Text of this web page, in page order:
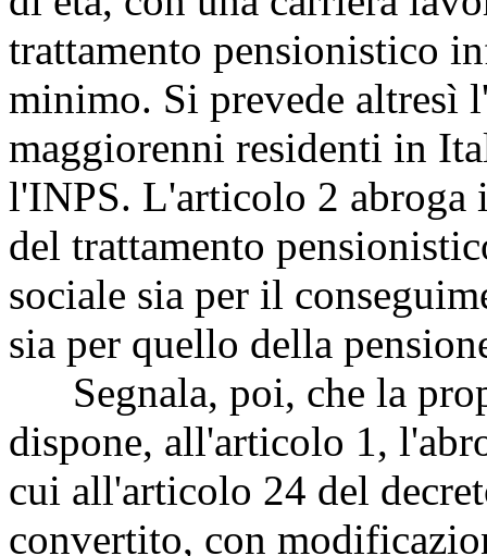
trattamento pensionistico
minimo. Si prevede
maggiorenni residenti in
l'INPS. L'articolo 2
del trattamento
sociale sia per il
sia per quello della
Segnala, poi, che la
dispone, all'articolo 1,
cui all'articolo 24 del
convertito, con